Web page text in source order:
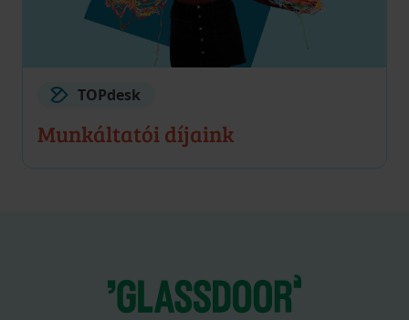
TOPdesk
Munkáltatói díjaink